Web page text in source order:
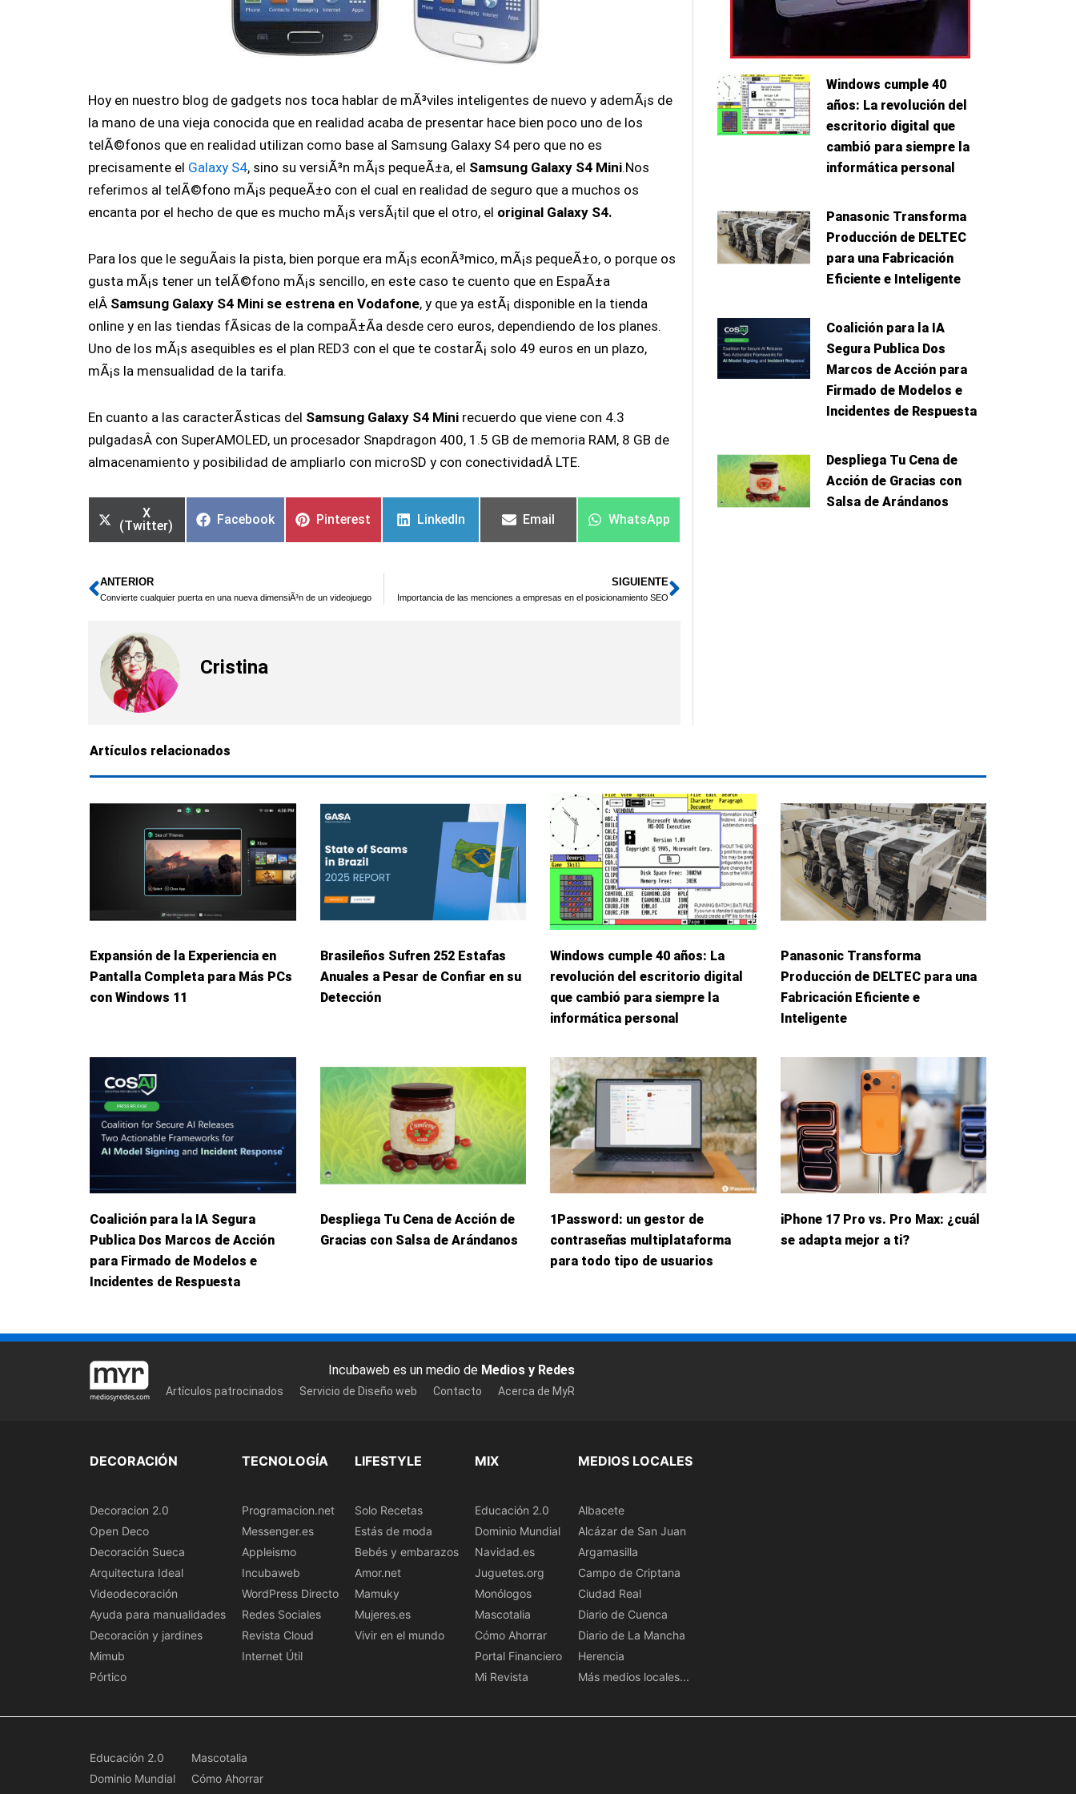
Hoy en nuestro blog de gadgets nos toca hablar de mÃ³viles inteligentes de nuevo y ademÃ¡s de
la mano de una vieja conocida que en realidad acaba de presentar hace bien poco uno de los
telÃ©fonos que en realidad utilizan como base al Samsung Galaxy S4 pero que no es
precisamente el Galaxy S4, sino su versiÃ³n mÃ¡s pequeÃ±a, el Samsung Galaxy S4 Mini.Nos
referimos al telÃ©fono mÃ¡s pequeÃ±o con el cual en realidad de seguro que a muchos os
encanta por el hecho de que es mucho mÃ¡s versÃ¡til que el otro, el original Galaxy S4.
Para los que le seguÃ­ais la pista, bien porque era mÃ¡s econÃ³mico, mÃ¡s pequeÃ±o, o porque os
gusta mÃ¡s tener un telÃ©fono mÃ¡s sencillo, en este caso te cuento que en EspaÃ±a
elÂ Samsung Galaxy S4 Mini se estrena en Vodafone, y que ya estÃ¡ disponible en la tienda
online y en las tiendas fÃ­sicas de la compaÃ±Ã­a desde cero euros, dependiendo de los planes.
Uno de los mÃ¡s asequibles es el plan RED3 con el que te costarÃ¡ solo 49 euros en un plazo,
mÃ¡s la mensualidad de la tarifa.
En cuanto a las caracterÃ­sticas del Samsung Galaxy S4 Minirecuerdo que viene con 4.3
pulgadasÂ con SuperAMOLED, un procesador Snapdragon 400, 1.5 GB de memoria RAM, 8 GB de
almacenamiento y posibilidad de ampliarlo con microSD y con conectividadÂ LTE.
X
(Twitter)
Facebook Pinterest LinkedIn Email WhatsApp
Ant
ANTERIOR
Convierte cualquier puerta en una nueva dimensiÃ³n de un videojuego
SIGUIENTE
Importancia de las menciones a empresas en el posicionamiento SEOSiguiente
Cristina
Windows cumple 40
años: La revolución del
escritorio digital que
cambió para siempre la
informática personal
Panasonic Transforma
Producción de DELTEC
para una Fabricación
Eficiente e Inteligente
Coalición para la IA
Segura Publica Dos
Marcos de Acción para
Firmado de Modelos e
Incidentes de Respuesta
Despliega Tu Cena de
Acción de Gracias con
Salsa de Arándanos
Artículos relacionados
Expansión de la Experiencia en
Pantalla Completa para Más PCs
con Windows 11
Brasileños Sufren 252 Estafas
Anuales a Pesar de Confiar en su
Detección
Windows cumple 40 años: La
revolución del escritorio digital
que cambió para siempre la
informática personal
Panasonic Transforma
Producción de DELTEC para una
Fabricación Eficiente e
Inteligente
Coalición para la IA Segura
Publica Dos Marcos de Acción
para Firmado de Modelos e
Incidentes de Respuesta
Despliega Tu Cena de Acción de
Gracias con Salsa de Arándanos
1Password: un gestor de
contraseñas multiplataforma
para todo tipo de usuarios
iPhone 17 Pro vs. Pro Max: ¿cuál
se adapta mejor a ti?
Incubaweb es un medio de Medios y Redes
Artículos patrocinados Servicio de Diseño web Contacto Acerca de MyR
DECORACIÓN
Decoracion 2.0
Open Deco
Decoración Sueca
Arquitectura Ideal
Videodecoración
Ayuda para manualidades
Decoración y jardines
Mimub
Pórtico
TECNOLOGÍA
Programacion.net
Messenger.es
Appleismo
Incubaweb
WordPress Directo
Redes Sociales
Revista Cloud
Internet Útil
LIFESTYLE
Solo Recetas
Estás de moda
Bebés y embarazos
Amor.net
Mamuky
Mujeres.es
Vivir en el mundo
MIX
Educación 2.0
Dominio Mundial
Navidad.es
Juguetes.org
Monólogos
Mascotalia
Cómo Ahorrar
Portal Financiero
Mi Revista
MEDIOS LOCALES
Albacete
Alcázar de San Juan
Argamasilla
Campo de Criptana
Ciudad Real
Diario de Cuenca
Diario de La Mancha
Herencia
Más medios locales...
Educación 2.0
Dominio Mundial
Mascotalia
Cómo Ahorrar